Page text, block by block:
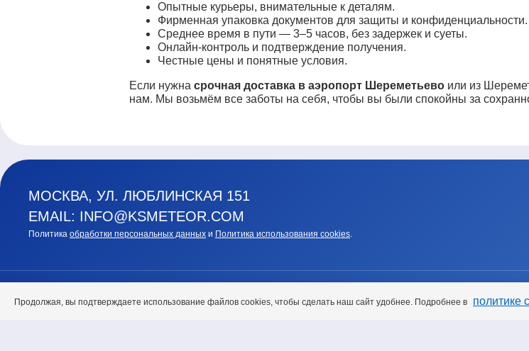
Опытные курьеры, внимательные к деталям.
Фирменная упаковка документов для защиты и конфиденциальности.
Среднее время в пути — 3–5 часов, без задержек и суеты.
Онлайн-контроль и подтверждение получения.
Честные цены и понятные условия.
Если нужна срочная доставка в аэропорт Шереметьево или из
нам. Мы возьмём все заботы на себя, чтобы вы были спокойны за
МОСКВА, УЛ. ЛЮБЛИНСКАЯ 151
EMAIL: INFO@KSMETEOR.COM
Политика обработки персональных данных и Политика использования cookies.
ГЛАВНАЯ О НАС УСЛУГИ
Продолжая, вы подтверждаете использование файлов cookies, чтобы сделать наш сайт удобнее. Подробнее в политике